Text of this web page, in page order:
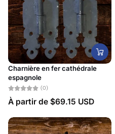
Charnière en fer cathédrale
espagnole
(0)
À partir de $69.15 USD